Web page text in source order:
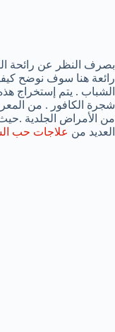
بصرف النظر عن رائحة
رائعة هنا سوف نوضح
الشباب . يتم إستخراج
شجرة الكافور . من
من الأمراض الجلدية
العديد من علاجات حب